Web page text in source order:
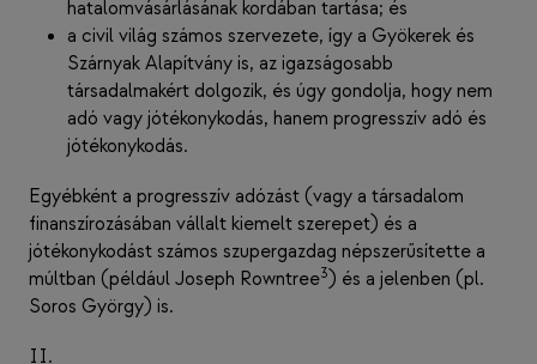
hatalomvásárlásának kordában tartása; és
a civil világ számos szervezete, így a Gyökerek és
Szárnyak Alapítvány is, az igazságosabb
társadalmakért dolgozik, és úgy gondolja, hogy nem
adó vagy jótékonykodás, hanem progresszív adó és
jótékonykodás.
Egyébként a progresszív adózást (vagy a társadalom
finanszírozásában vállalt kiemelt szerepet) és a
jótékonykodást számos szupergazdag népszerűsítette a
múltban (például Joseph Rowntree3 ) és a jelenben (pl.
Soros György) is.
II.